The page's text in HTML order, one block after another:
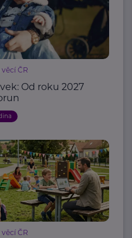
ČR
Od roku 2027
ČR